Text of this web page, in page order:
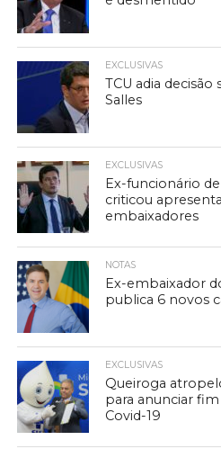
EXCLUSIVAS
TCU adia
Salles
EXCLUSIVAS
Ex-funcionário
criticou
embaixadores
NOTAS
Ex-embaixador
publica 6 novos
EXCLUSIVAS
Queiroga
para anunciar
Covid-19